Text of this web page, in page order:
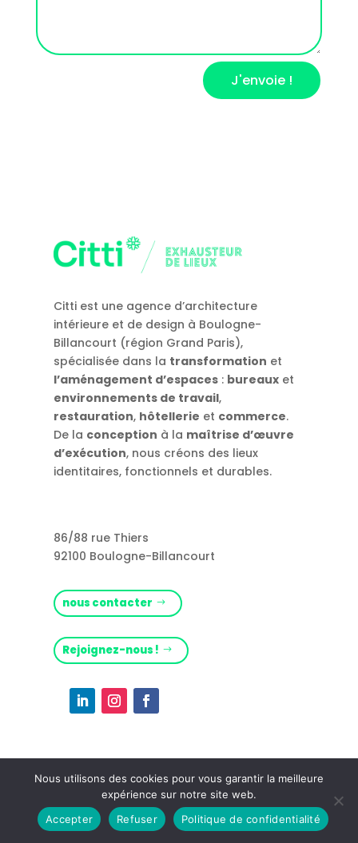
J'envoie !
Citti est une agence d’architecture
intérieure et de design à Boulogne-
Billancourt (région Grand Paris),
spécialisée dans la transformation et
l’aménagement d’espaces : bureaux et
environnements de travail,
restauration, hôtellerie et commerce.
De la conception à la maîtrise d’œuvre
d’exécution, nous créons des lieux
identitaires, fonctionnels et durables.
86/88 rue Thiers
92100 Boulogne-Billancourt
nous contacter
Rejoignez-nous !
Mentions légales– (c) Citti – 2026
Nous utilisons des cookies pour vous garantir la meilleure
expérience sur notre site web.
Accepter
Refuser Politique de confidentialité